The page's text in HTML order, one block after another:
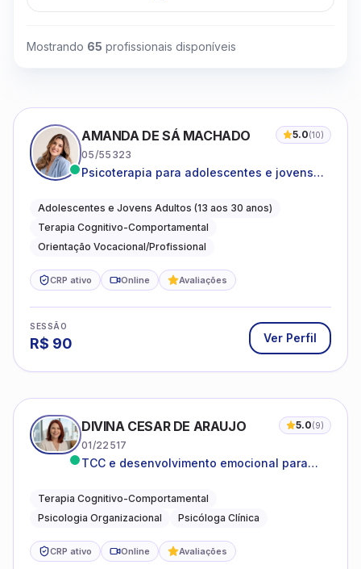
Mostrando 65 profissionais disponíveis
AMANDA DE SÁ MACHADO 5.0(10)
05/55323
Psicoterapia para adolescentes e jovens
autoestima, relações e orientação
profissional
Adolescentes e Jovens Adultos (13 aos 30 anos)
Terapia Cognitivo-Comportamental
Orientação Vocacional/Profissional
CRP ativo Online Avaliações
SESSÃO
R$ 90 Ver Perfil
DIVINA CESAR DE ARAUJO 5.0(9)
01/22517
TCC e desenvolvimento emocional para
Terapia Cognitivo-Comportamental
Psicologia Organizacional
Psicóloga Clínica
CRP ativo Online Avaliações